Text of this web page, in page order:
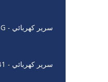
سرير كهربائي - BED 5E95B2-G
سرير كهربائي - BED 3EB5B1